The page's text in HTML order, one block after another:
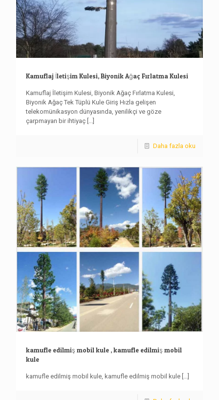
Kamuflaj İletişim Kulesi, Biyonik Ağaç Fırlatma Kulesi
Kamuflaj İletişim Kulesi, Biyonik Ağaç Fırlatma Kulesi,
Biyonik Ağaç Tek Tüplü Kule Giriş Hızla gelişen
telekomünikasyon dünyasında, yenilikçi ve göze
çarpmayan bir ihtiyaç
Daha fazla oku
kamufle edilmiş mobil kule , kamufle edilmiş mobil
kule
kamufle edilmiş mobil kule, kamufle edilmiş mobil kule [...]